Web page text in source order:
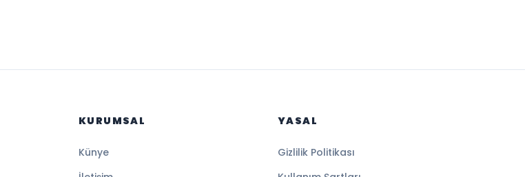
KURUMSAL
Künye
YASAL
Gizlilik Politikası